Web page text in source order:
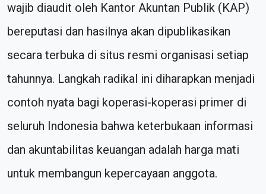
wajib diaudit oleh Kantor Akuntan Publik (KAP)
bereputasi dan hasilnya akan dipublikasikan
secara terbuka di situs resmi organisasi setiap
tahunnya. Langkah radikal ini diharapkan menjadi
contoh nyata bagi koperasi-koperasi primer di
seluruh Indonesia bahwa keterbukaan informasi
dan akuntabilitas keuangan adalah harga mati
untuk membangun kepercayaan anggota.